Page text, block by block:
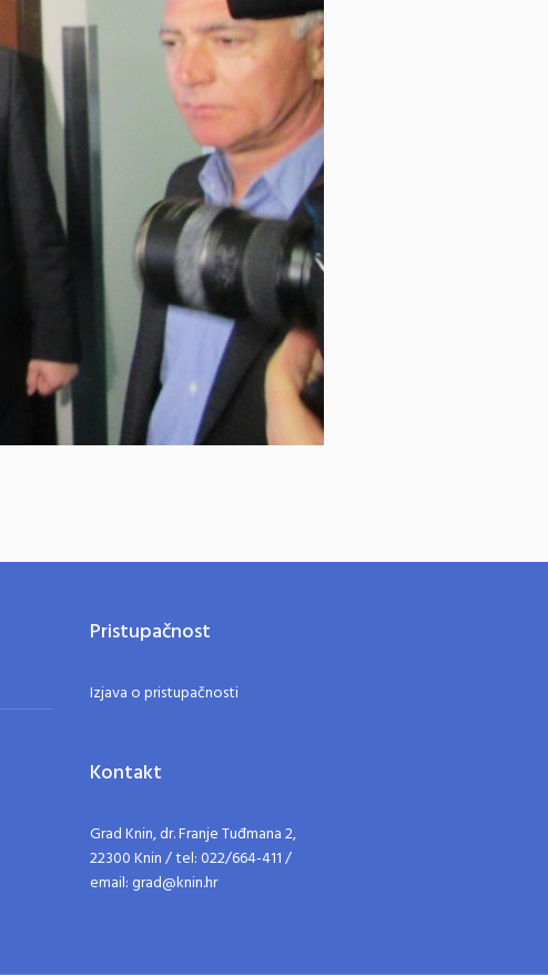
Pristupačnost
Izjava o pristupačnosti
Kontakt
Grad Knin, dr. Franje Tuđmana 2,
22300 Knin / tel: 022/664-411 /
email: grad@knin.hr